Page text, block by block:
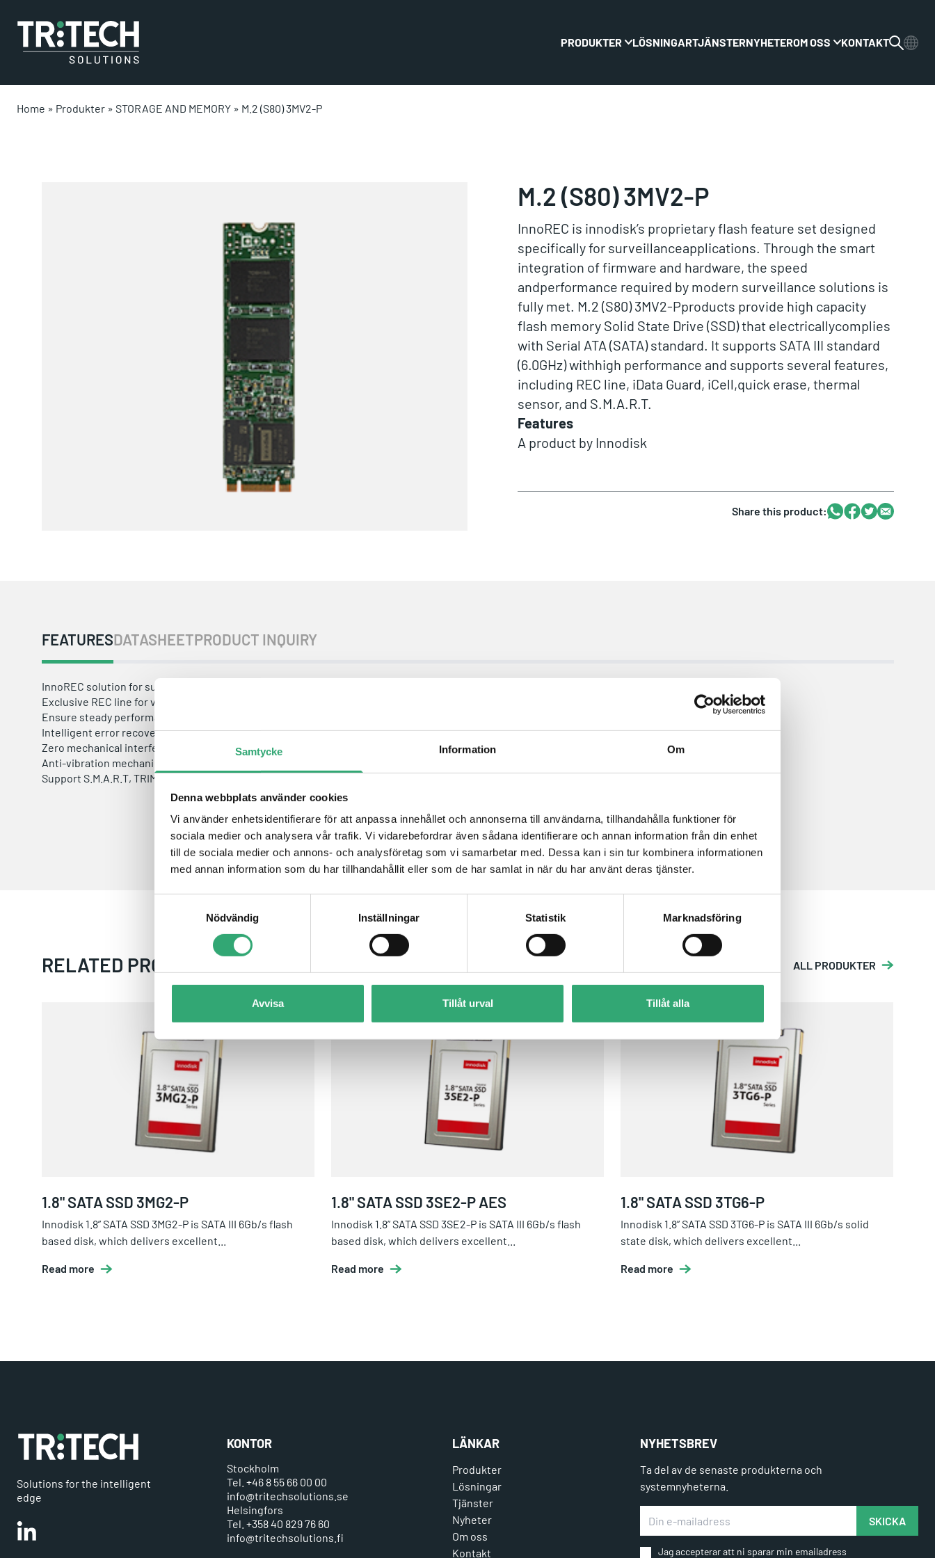
Samtycke Information Om
Denna webbplats använder cookies
Vi använder enhetsidentifierare för att anpassa innehållet och annonserna till användarna, tillhandahålla funktioner för
sociala medier och analysera vår trafik. Vi vidarebefordrar även sådana identifierare och annan information från din enhet
till de sociala medier och annons- och analysföretag som vi samarbetar med. Dessa kan i sin tur kombinera informationen
med annan information som du har tillhandahållit eller som de har samlat in när du har använt deras tjänster.
Nödvändig
Inställningar Statistik Marknadsföring
Avvisa Tillåt urval Tillåt alla
PRODUKTER Växla rullgardinsmenyn
LÖSNINGARTJÄNSTERNYHETEROM OSS Växla
KONTAKT
Home » Produkter » STORAGE AND MEMORY » M.2 (S80) 3MV2-P
M.2 (S80) 3MV2-P
InnoREC is innodisk’s proprietary flash feature set designed
specifically for surveillanceapplications. Through the smart
integration of firmware and hardware, the speed
andperformance required by modern surveillance solutions is
fully met. M.2 (S80) 3MV2-Pproducts provide high capacity
flash memory Solid State Drive (SSD) that electricallycomplies
with Serial ATA (SATA) standard. It supports SATA III standard
(6.0GHz) withhigh performance and supports several features,
including REC line, iData Guard, iCell,quick erase, thermal
sensor, and S.M.A.R.T.
Features
A product by Innodisk
Share this product:Whatsapp
Facebook
Twitter
Email
FEATURESDATASHEETPRODUCT INQUIRY
InnoREC solution for surveillance application
Exclusive REC line for video recording
Ensure steady performance with any frame-loss
Intelligent error recovery system
Zero mechanical interference
Anti-vibration mechanical design
Support S.M.A.R.T, TRIM,NCQ and iData Guard
RELATED PRODUCTS ALL PRODUKTER
1.8" SATA SSD 3MG2-P
1.8" SATA SSD 3MG2-P
Innodisk 1.8” SATA SSD 3MG2-P is SATA III 6Gb/s flash
based disk, which delivers excellent...
Read more
1.8" SATA SSD 3SE2-P AES
1.8" SATA SSD 3SE2-P AES
Innodisk 1.8” SATA SSD 3SE2-P is SATA III 6Gb/s flash
based disk, which delivers excellent...
Read more
1.8" SATA SSD 3TG6-P
1.8" SATA SSD 3TG6-P
Innodisk 1.8” SATA SSD 3TG6-P is SATA III 6Gb/s solid
state disk, which delivers excellent...
Read more
Solutions for the intelligent
edge
Linkedin
KONTOR
Stockholm
Tel. +46 8 55 66 00 00
info@tritechsolutions.se
Helsingfors
Tel. +358 40 829 76 60
info@tritechsolutions.fi
LÄNKAR
Produkter
Lösningar
Tjänster
Nyheter
Om oss
Kontakt
NYHETSBREV
Ta del av de senaste produkterna och
systemnyheterna.
SKICKA
Jag accepterar att ni sparar min emailadress